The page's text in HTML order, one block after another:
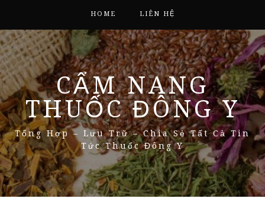
HOME LIÊN HỆ
CẨM NANG
THUỐC ĐÔNG Y
Tổng Hợp – Lưu Trữ – Chia Sẻ Tất Cả Tin
Tức Thuốc Đông Y